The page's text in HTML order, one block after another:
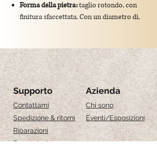
Forma della pietra:taglio rotondo, con
finitura sfaccettata. Con un diametro di,
Dimensioni totali del ciondolo:
lunghezza
di 1 cm
Montatura:gancio in argento
925/placcato oro.
Significato simbolico:la giada verde è
tradizionalmente associata a serenità,
prosperità e armonia, rendendo il charm
un dono ricco di valore spirituale.
Supporto
Contattami
Spedizione & ritorni
Riparazioni
Recensioni
Azienda
Chi sono
Eventi/Esposizioni